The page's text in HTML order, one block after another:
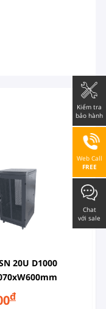
20U D1000
đ
Kiểm tra
bảo hành
Web Call
FREE
Chat
với sale